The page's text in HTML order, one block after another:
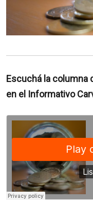
Escuchá la columna
en el Informativo